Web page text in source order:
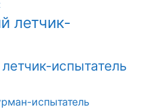
летчик-
испытатель
испытатель